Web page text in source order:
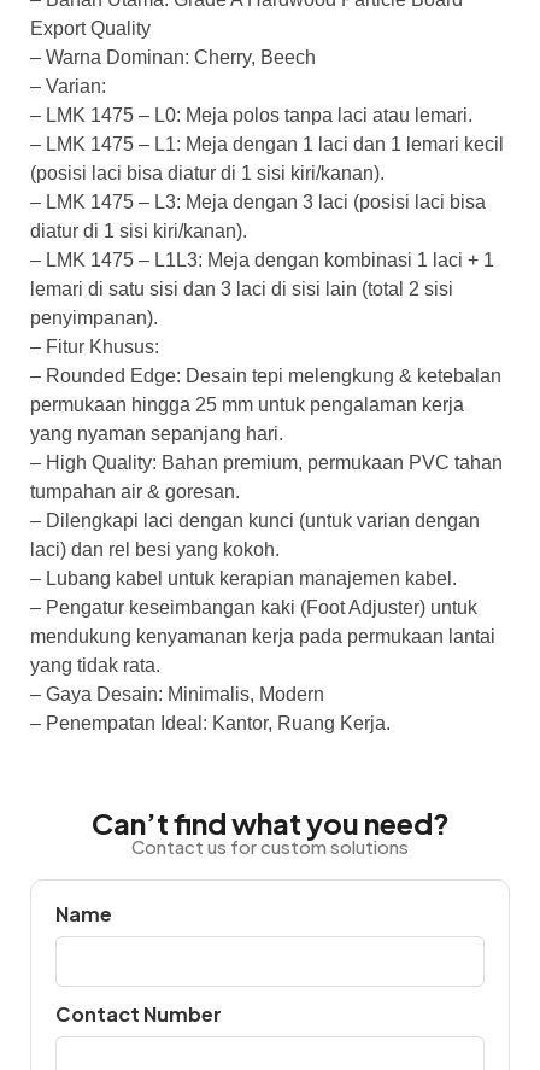
Export Quality
– Warna Dominan: Cherry, Beech
– Varian:
– LMK 1475 – L0: Meja polos tanpa laci atau lemari.
– LMK 1475 – L1: Meja dengan 1 laci dan 1 lemari kecil
(posisi laci bisa diatur di 1 sisi kiri/kanan).
– LMK 1475 – L3: Meja dengan 3 laci (posisi laci bisa
diatur di 1 sisi kiri/kanan).
– LMK 1475 – L1L3: Meja dengan kombinasi 1 laci + 1
lemari di satu sisi dan 3 laci di sisi lain (total 2 sisi
penyimpanan).
– Fitur Khusus:
– Rounded Edge: Desain tepi melengkung & ketebalan
permukaan hingga 25 mm untuk pengalaman kerja
yang nyaman sepanjang hari.
– High Quality: Bahan premium, permukaan PVC tahan
tumpahan air & goresan.
– Dilengkapi laci dengan kunci (untuk varian dengan
laci) dan rel besi yang kokoh.
– Lubang kabel untuk kerapian manajemen kabel.
– Pengatur keseimbangan kaki (Foot Adjuster) untuk
mendukung kenyamanan kerja pada permukaan lantai
yang tidak rata.
– Gaya Desain: Minimalis, Modern
– Penempatan Ideal: Kantor, Ruang Kerja.
Can’t find what you need?
Contact us for custom solutions
Name
Contact Number